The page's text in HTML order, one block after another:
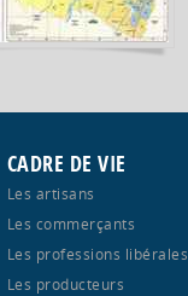
CADRE DE VIE
Les artisans
Les commerçants
Les professions libérales
Les producteurs